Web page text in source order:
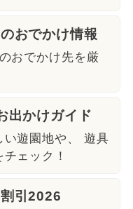
おでかけ情報
おでかけ先を厳
出かけガイド
い遊園地や、 遊具
ェック！
引2026